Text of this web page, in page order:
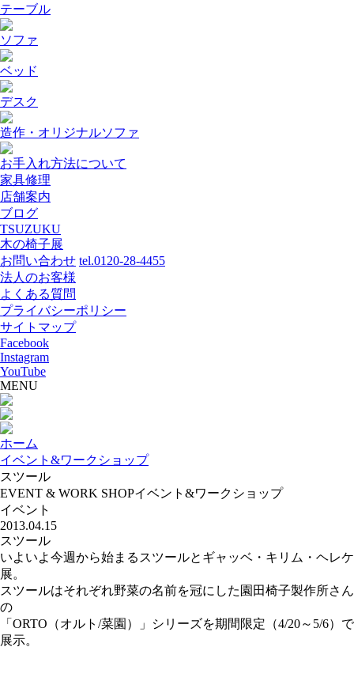
テーブル
ソファ
ベッド
デスク
造作・オリジナルソファ
お手入れ方法について
家具修理
店舗案内
ブログ
TSUZUKU
木の椅子展
お問い合わせ tel.0120-28-4455
法人のお客様
よくある質問
プライバシーポリシー
サイトマップ
Facebook
Instagram
YouTube
MENU
ホーム
イベント&ワークショップ
スツール
EVENT & WORK SHOPイベント&ワークショップ
イベント
2013.04.15
スツール
いよいよ今週から始まるスツールとギャッベ・キリム・ヘレケ
展。
スツールはそれぞれ野菜の名前を冠にした園田椅子製作所さん
の
「ORTO（オルト/菜園）」シリーズを期間限定（4/20～5/6）で
展示。